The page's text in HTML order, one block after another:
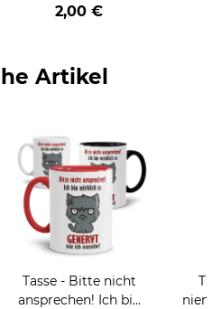
2,00 €
Artikel
Tasse - Bitte nicht
ansprechen! Ich bin